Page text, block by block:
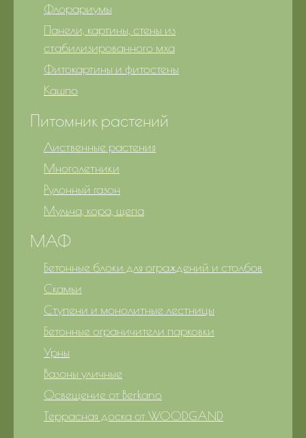
Флорариумы
Панели, картины, стены из
стабилизированного мха
Фитокартины и фитостены
Кашпо
Питомник растений
Лиственные растения
Многолетники
Рулонный газон
Мульча, кора, щепа
МАФ
Бетонные блоки для ограждений и столбов
Скамьи
Ступени и монолитные лестницы
Бетонные ограничители парковки
Урны
Вазоны уличные
Освещение от Berkano
Террасная доска от WOODGAND